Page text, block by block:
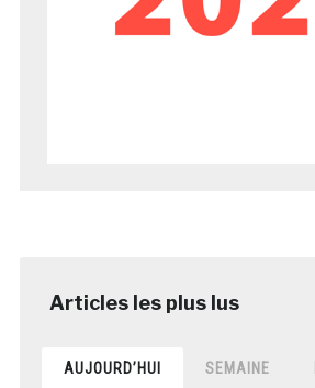
AUJOURD’HUI SEMAINE